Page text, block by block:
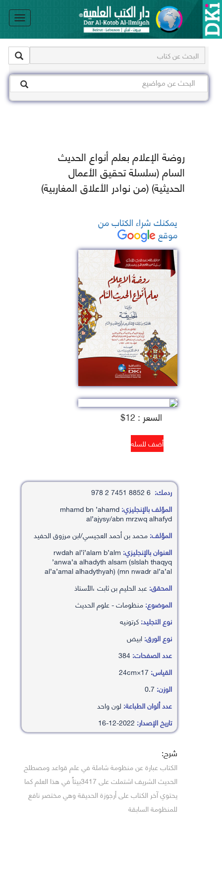
روضة الإعلام بعلم أنواع الحديث
السام (سلسلة تحقيق الأعمال
الحديثية) (من نوادر الأعلاق المغاربية)
يمكنك شراء الكتاب من
موقع
السعر : 12$
ردمك:
المؤلف بالإنجليزي:mhamd bn ’ahamd
al’ajysy/abn mrzwq alhafyd
المؤلف:محمد بن أحمد العجيسي/ابن مرزوق الحفيد
العنوان بالإنجليزي: rwdah al’i’alam b’alm
’anwa’a alhadyth alsam (slslah thaqyq
al’a’amal alhadythyah) (mn nwadr al’a’al
المحقق:عبد الحليم بن ثابت ،الأستاذ
الموضوع:منظومات - علوم الحديث
نوع التجليد:كرتونيه
نوع الورق:ابيض
عدد الصفحات:
القياس:
الوزن:
عدد ألوان الطباعة: لون واحد
تاريخ الإصدار:
شرح:
الكتاب عبارة عن منظومة شاملة في علم قواعد ومصطلح
الحديث الشريف اشتملت على 3417بيتاً في هذا العلم كما
يحتوي آخر الكتاب على أرجوزة الحديقة وهي مختصر نافع
للمنظومة السابقة